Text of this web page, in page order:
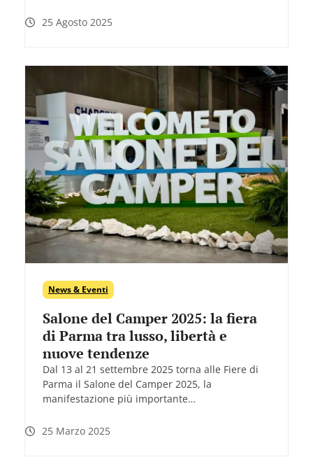
25 Agosto 2025
News & Eventi
Salone del Camper 2025: la fiera
di Parma tra lusso, libertà e
nuove tendenze
Dal 13 al 21 settembre 2025 torna alle Fiere di
Parma il Salone del Camper 2025, la
manifestazione più importante…
25 Marzo 2025